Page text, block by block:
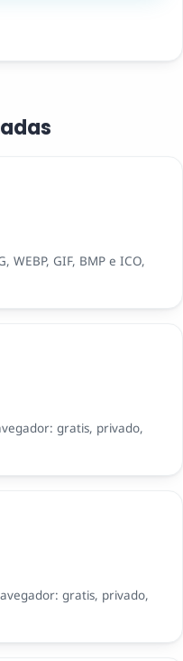
WEBP, GIF, BMP e ICO,
gratis, privado,
gratis, privado,